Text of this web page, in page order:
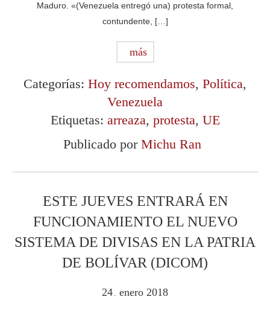
Maduro. «(Venezuela entregó una) protesta formal,
contundente, […]
más
Categorías: Hoy recomendamos, Política,
Venezuela
Etiquetas: arreaza, protesta, UE
Publicado por Michu Ran
ESTE JUEVES ENTRARÁ EN
FUNCIONAMIENTO EL NUEVO
SISTEMA DE DIVISAS EN LA PATRIA
DE BOLÍVAR (DICOM)
24 . enero 2018